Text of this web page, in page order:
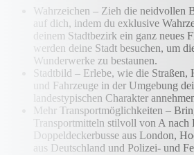
Wahrzeichen – Zieh die neidvollen
auf dich, indem du exklusive
deinem Stadtbezirk ein ganz neues
werden deine Stadt besuchen, um
Wunderwerke zu bestaunen.
Stadtbild – Erlebe, wie die Straßen,
und Fahrzeuge in der Umgebung
landestypischen Charakter
Mehr Transportmöglichkeiten –
Transportmitteln stilvoll von A nach
Doppeldeckerbusse aus London,
aus Deutschland und Polizei- und